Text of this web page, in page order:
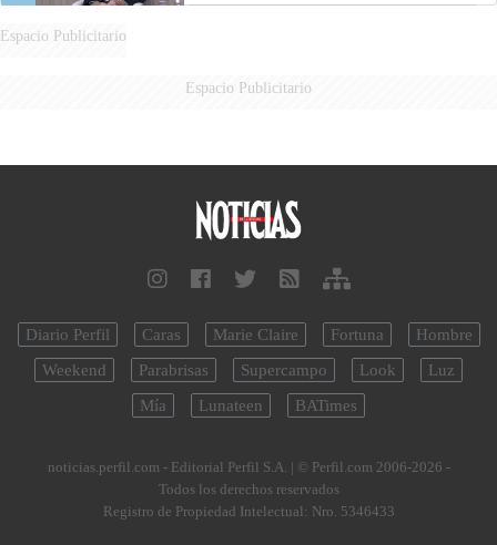
Espacio Publicitario
Espacio Publicitario
Diario Perfil Caras Marie Claire Fortuna
Hombre
Weekend
Parabrisas Supercampo Look
Luz
Mía
Lunateen BATimes
noticias.perfil.com - Editorial Perfil S.A. | © Perfil.com 2006-2026 -
Todos los derechos reservados
Registro de Propiedad Intelectual: Nro. 5346433